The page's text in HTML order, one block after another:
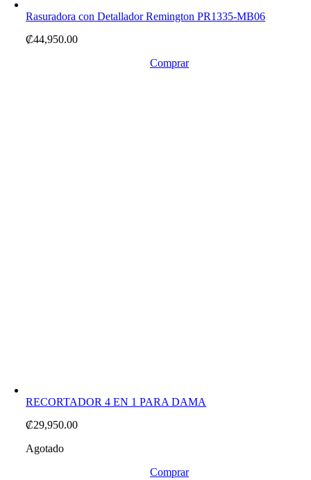
Rasuradora con Detallador Remington PR1335-MB06
₡44,950.00
Comprar
RECORTADOR 4 EN 1 PARA DAMA
₡29,950.00
Agotado
Comprar